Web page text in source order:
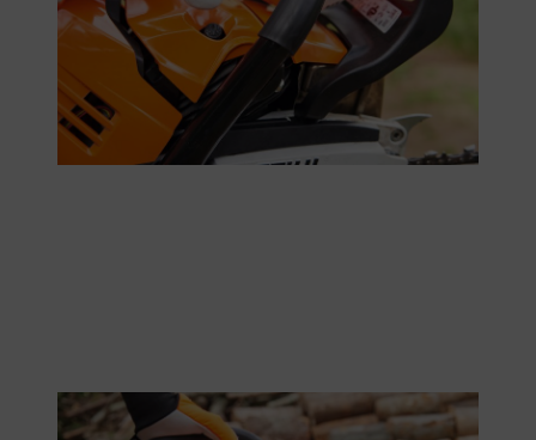
Az üzemanyag-szivattyú megnyomása megkönnyíti az indítást.